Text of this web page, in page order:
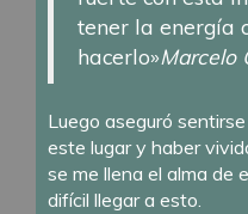
tener la energía
hacerlo»Marcelo
Luego aseguró
este lugar y haber
se me llena el alma de
difícil llegar a esto.